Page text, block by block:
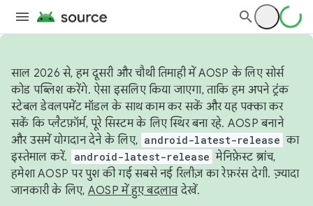
साल 2026 से, हम दूसरी और चौथी तिमाही में AOSP के लिए सोर्स
कोड पब्लिश करेंगे. ऐसा इसलिए किया जाएगा, ताकि हम अपने ट्रंक
स्टेबल डेवलपमेंट मॉडल के साथ काम कर सकें और यह पक्का कर
सकें कि प्लैटफ़ॉर्म, पूरे सिस्टम के लिए स्थिर बना रहे. AOSP बनाने
और उसमें योगदान देने के लिए, android-latest-release का
इस्तेमाल करें.
android-latest-release मेनिफ़ेस्ट ब्रांच,
हमेशा AOSP पर पुश की गई सबसे नई रिलीज़ का रेफ़रंस देगी. ज़्यादा
जानकारी के लिए, AOSP में हुए बदलावदेखें.